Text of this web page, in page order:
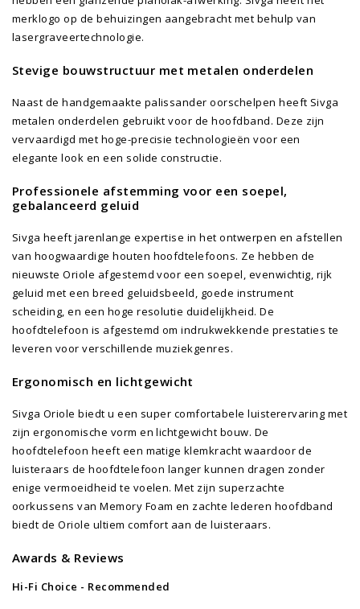
merklogo op de behuizingen aangebracht met behulp van
lasergraveertechnologie.
Stevige bouwstructuur met metalen onderdelen
Naast de handgemaakte palissander oorschelpen heeft Sivga
metalen onderdelen gebruikt voor de hoofdband. Deze zijn
vervaardigd met hoge-precisie technologieën voor een
elegante look en een solide constructie.
Professionele afstemming voor een soepel,
gebalanceerd geluid
Sivga heeft jarenlange expertise in het ontwerpen en afstellen
van hoogwaardige houten hoofdtelefoons. Ze hebben de
nieuwste Oriole afgestemd voor een soepel, evenwichtig, rijk
geluid met een breed geluidsbeeld, goede instrument
scheiding, en een hoge resolutie duidelijkheid. De
hoofdtelefoon is afgestemd om indrukwekkende prestaties te
leveren voor verschillende muziekgenres.
Ergonomisch en lichtgewicht
Sivga Oriole biedt u een super comfortabele luisterervaring met
zijn ergonomische vorm en lichtgewicht bouw. De
hoofdtelefoon heeft een matige klemkracht waardoor de
luisteraars de hoofdtelefoon langer kunnen dragen zonder
enige vermoeidheid te voelen. Met zijn superzachte
oorkussens van Memory Foam en zachte lederen hoofdband
biedt de Oriole ultiem comfort aan de luisteraars.
Awards & Reviews
Hi-Fi Choice - Recommended